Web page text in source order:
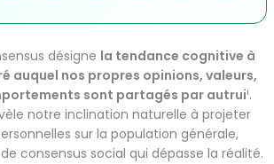
désigne la tendance cognitive à
auquel nos propres opinions, valeurs,
sont partagés par autrui¹.
notre inclination naturelle à projeter
sur la population générale,
consensus social qui dépasse la réalité.